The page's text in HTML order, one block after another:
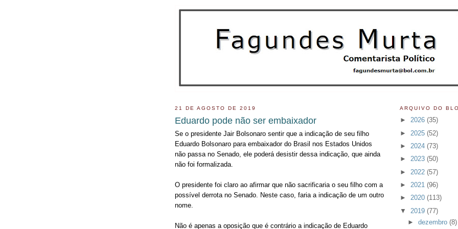
21 DE AGOSTO DE 2019
Eduardo pode não ser embaixador
Se o presidente Jair Bolsonaro sentir que a indicação de seu filho
Eduardo Bolsonaro para embaixador do Brasil nos Estados Unidos
não passa no Senado, ele poderá desistir dessa indicação, que ainda
não foi formalizada.
O presidente foi claro ao afirmar que não sacrificaria o seu filho com a
possível derrota no Senado. Neste caso, faria a indicação de um outro
nome.
Não é apenas a oposição que é contrário a indicação de Eduardo
ARQUIVO DO
► 2026 (35)
► 2025 (52)
► 2024 (73)
► 2023 (50)
► 2022 (57)
► 2021 (96)
► 2020 (113)
▼ 2019 (77)
►dezembro(8)